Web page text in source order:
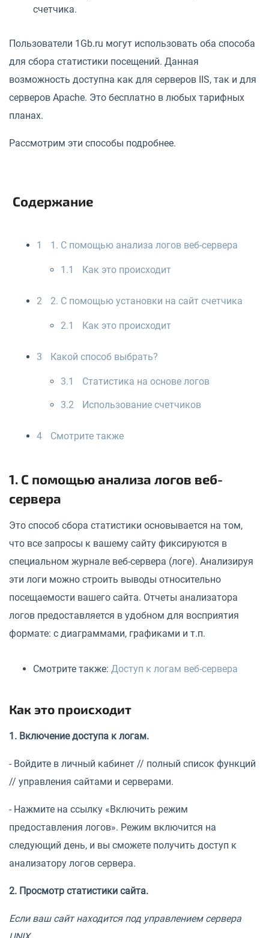
счетчика.
Пользователи 1Gb.ru могут использовать оба способа
для сбора статистики посещений. Данная
возможность доступна как для серверов IIS, так и для
серверов Apache. Это бесплатно в любых тарифных
планах.
Рассмотрим эти способы подробнее.
Содержание
1 1. С помощью анализа логов веб-сервера
1.1 Как это происходит
2 2. С помощью установки на сайт счетчика
2.1 Как это происходит
3 Какой способ выбрать?
3.1 Статистика на основе логов
3.2 Использование счетчиков
4 Смотрите также
1. С помощью анализа логов веб-
сервера
Это способ сбора статистики основывается на том,
что все запросы к вашему сайту фиксируются в
специальном журнале веб-сервера (логе). Анализируя
эти логи можно строить выводы относительно
посещаемости вашего сайта. Отчеты анализатора
логов предоставляется в удобном для восприятия
формате: с диаграммами, графиками и т.п.
Смотрите также: Доступ к логам веб-сервера
Как это происходит
1. Включение доступа к логам.
- Войдите в личный кабинет // полный список функций
// управления сайтами и серверами.
- Нажмите на ссылку «Включить режим
предоставления логов». Режим включится на
следующий день, и вы сможете получить доступ к
анализатору логов сервера.
2. Просмотр статистики сайта.
Если ваш сайт находится под управлением сервера